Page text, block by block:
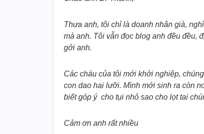
Thưa anh, tôi chỉ là doanh nhân già,
mà anh. Tôi vẫn đọc blog anh đều đều,
gởi anh.
Các cháu của tôi mới khởi nghiệp,
con dao hai lưỡi. Mình mới sinh ra còn
biết góp ý cho tụi nhỏ sao cho lọt tai
Cảm ơn anh rất nhiều